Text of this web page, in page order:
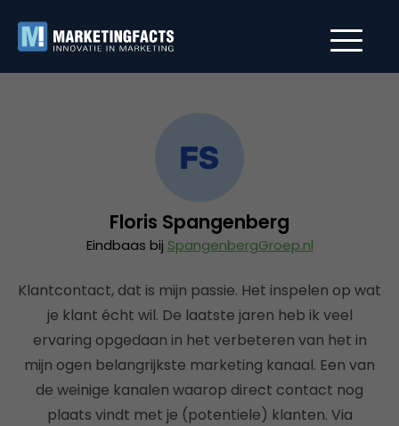
Floris Spangenberg
Eindbaas bij SpangenbergGroep.nl
Klantcontact, dat is mijn passie. Het inspelen op wat
je klant écht wil. De laatste jaren heb ik veel
ervaring opgedaan in het verbeteren van het in
mijn ogen belangrijkste marketing kanaal. Een van
de weinige kanalen waarop direct contact nog
plaats vindt met je (potentiele) klanten. Via